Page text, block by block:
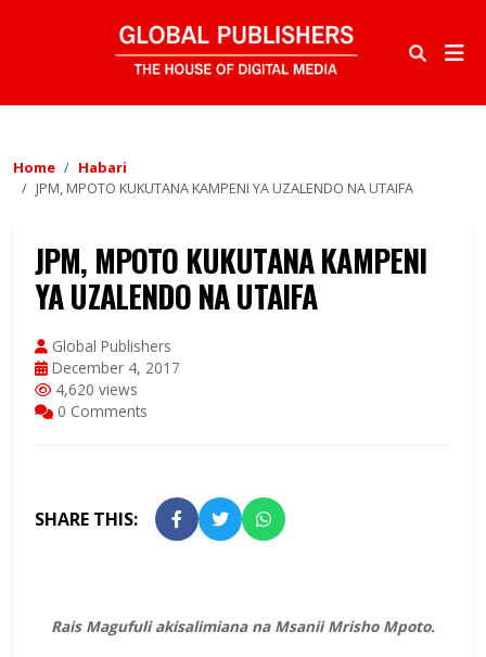
Home
Habari
JPM, MPOTO KUKUTANA KAMPENI YA UZALENDO NA UTAIFA
JPM, MPOTO KUKUTANA KAMPENI
YA UZALENDO NA UTAIFA
Global Publishers
December 4, 2017
4,620 views
0 Comments
SHARE THIS:
Rais Magufuli akisalimiana na Msanii Mrisho Mpoto.